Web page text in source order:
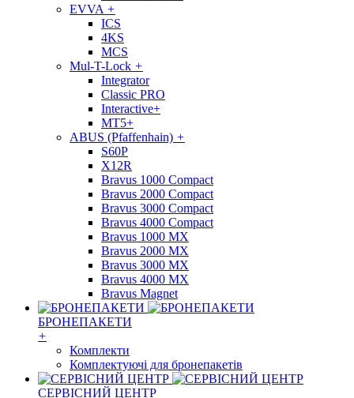
EVVA +
ICS
4KS
MCS
Mul-T-Lock +
Integrator
Classic PRO
Interactive+
MT5+
ABUS (Pfaffenhain) +
S60P
X12R
Bravus 1000 Compact
Bravus 2000 Compact
Bravus 3000 Compact
Bravus 4000 Compact
Bravus 1000 MX
Bravus 2000 MX
Bravus 3000 MX
Bravus 4000 MX
Bravus Magnet
БРОНЕПАКЕТИ
+
Комплекти
Комплектуючі для бронепакетів
СЕРВІСНИЙ ЦЕНТР